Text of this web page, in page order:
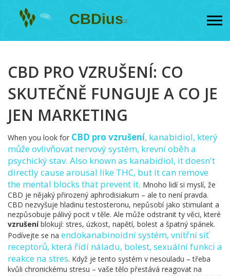
CBD PRO VZRUŠENÍ: CO
SKUTEČNĚ FUNGUJE A CO JE
JEN MARKETING
When you look for CBD pro vzrušení, kanabidiol, který
může ovlivňovat nervový systém, krevní oběh a
psychický stav. Also known as kanabidiol, it doesn't
directly cause arousal like THC, but it can remove
the mental blocks that prevent it. Mnoho lidí si myslí, že
CBD je nějaký přirozený aphrodisiakum – ale to není pravda.
CBD nezvyšuje hladinu testosteronu, nepůsobí jako stimulant a
nezpůsobuje pálivý pocit v těle. Ale může odstranit ty věci, které
vzrušeníblokují: stres, úzkost, napětí, bolest a špatný spánek.
Podívejte se na endokanabinoidní systém, vnitřní síť
receptorů, která řídí náladu, bolest, sexuální funkci a
reakce na stres. Když je tento systém v nesouladu – třeba
kvůli chronickému stresu – vaše tělo přestává reagovat na